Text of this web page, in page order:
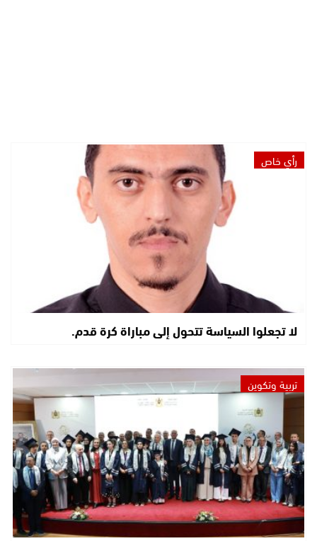
رأي خاص
لا تجعلوا السياسة تتحول إلى مباراة كرة قدم.
تربية وتكوين